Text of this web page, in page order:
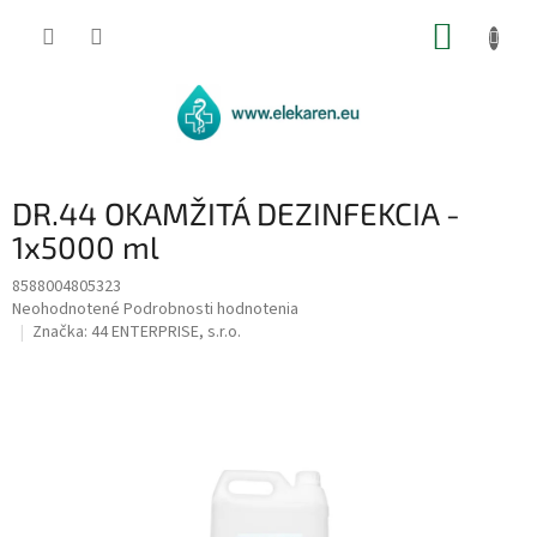
DR.44 OKAMŽITÁ DEZINFEKCIA -
1x5000 ml
8588004805323
Priemerné
hodnotenie
Neohodnotené Podrobnosti hodnotenia
Značka: 44 ENTERPRISE, s.r.o.